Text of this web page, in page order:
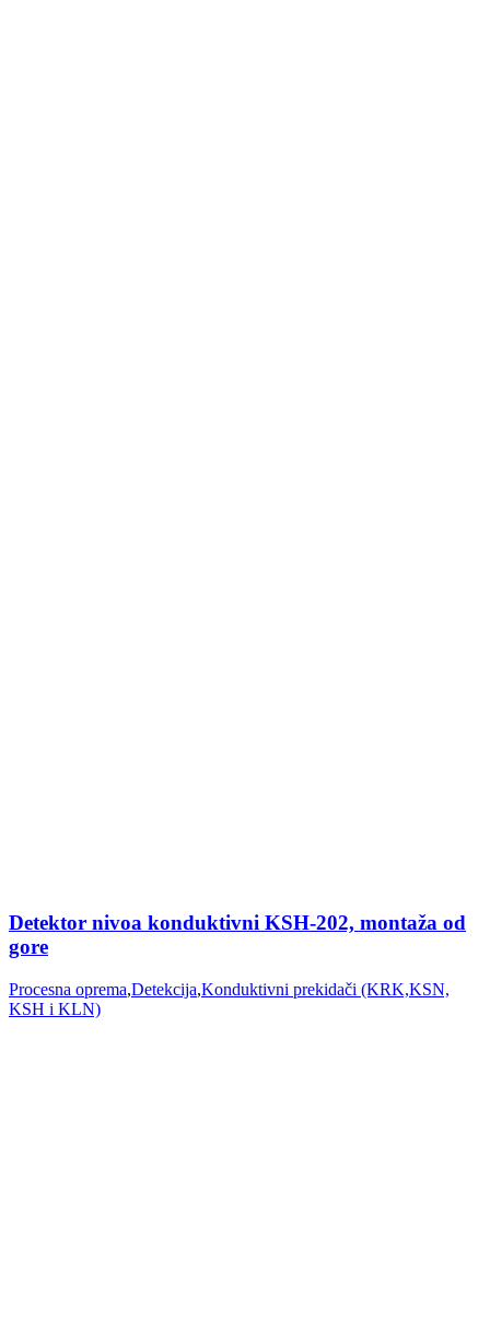
Detektor nivoa konduktivni KSH-202, montaža od
gore
Procesna oprema,Detekcija,Konduktivni prekidači (KRK,KSN,
KSH i KLN)